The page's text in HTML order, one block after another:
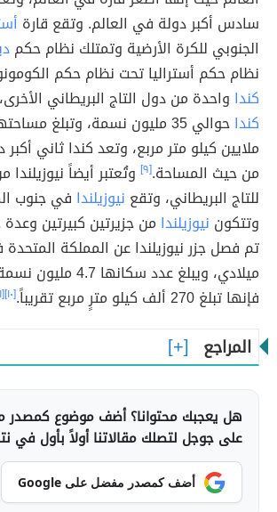
سادس أكبر دولة في العالم. وتقع قارة
الجنوبي للكرة الأرضية وتمتلك نظام حكم
نظام حكم أستراليا تحت نظام حكم
كندا واحدة من دول التاج البريطاني
كندا
ملايين كيلو متر مربع، وتعد كندا ثاني
من حيث المساحة.[٩]
وتُعتبر أيضاً نيوزيلندا
للتاج البريطاني، وتقع نيوزيلندا في جنوب
وتتكون نيوزيلندا من جزيرتين كبيرتين
ميلادي، ويبلغ عدد
فإنها تبلغ 270 ألف كيلو مترٍ مربع تقريباً.
[١٠] [١١]
المراجع
هل يعجبك محتوانا؟ أضف موضوع كمصدر
على جوجل لتصلك مقالاتنا أولاً بأول في
أضف كمصدر مفضل على Google